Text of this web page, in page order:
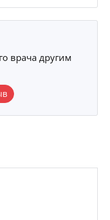
врача другим